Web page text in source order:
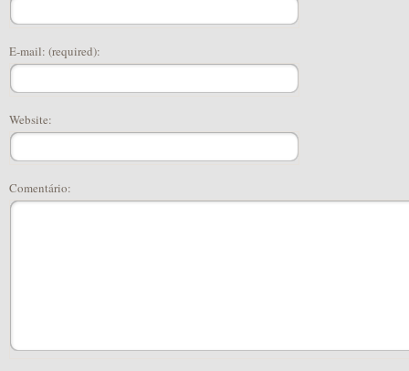
E-mail: (required):
Website:
Comentário: